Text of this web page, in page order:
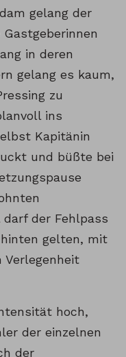
gelang der
in deren
gelang es kaum,
zu
ins
Kapitänin
und büßte bei
darf der Fehlpass
gelten, mit
Verlegenheit
hoch,
der einzelnen
der